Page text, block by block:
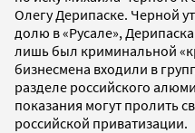
Олегу Дерипаске. Черной
долю в «Русале»,
лишь был криминальной
бизнесмена входили в
разделе российского
показания могут пролить
российской приватизации.